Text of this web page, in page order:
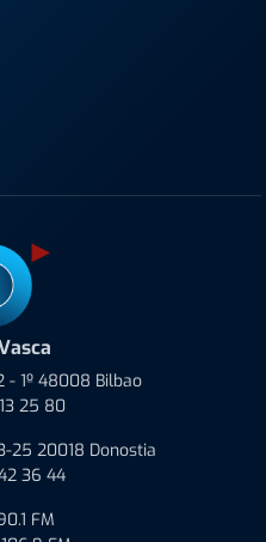
- 1º 48008 Bilbao
25 80
25 20018 Donostia
36 44
FM